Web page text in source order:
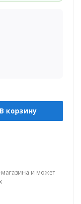
В корзину
магазина и может